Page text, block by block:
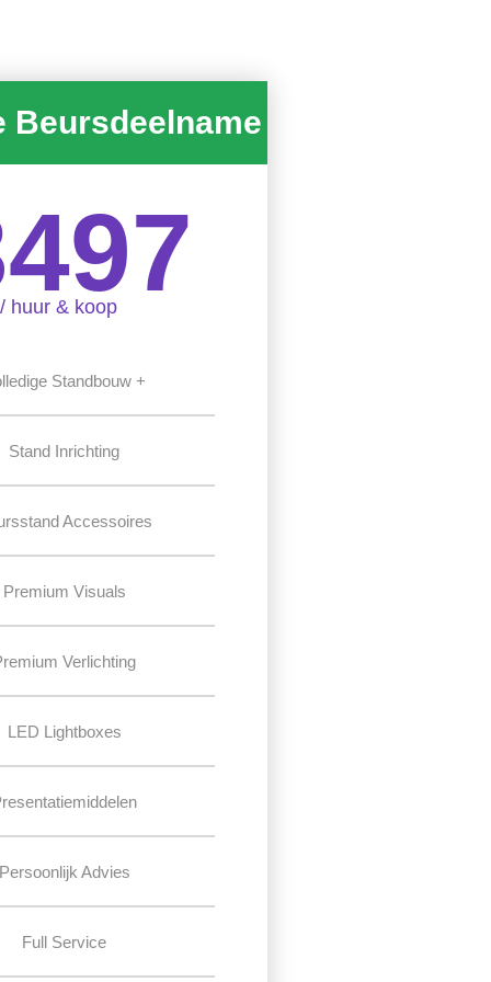
Beursdeelname
/ huur & koop
Standbouw +
Stand Inrichting
Accessoires
Premium Visuals
Verlichting
LED Lightboxes
Advies
Full Service